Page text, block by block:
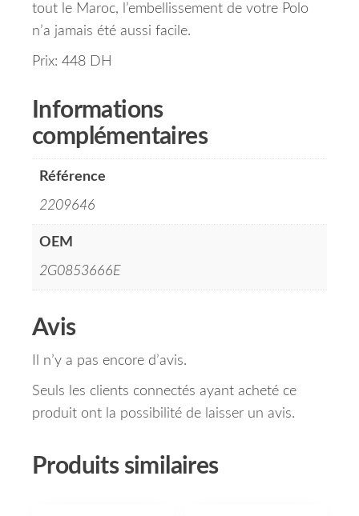
tout le Maroc, l’embellissement de votre Polo
n’a jamais été aussi facile.
Prix: 448 DH
Informations
complémentaires
Référence
2209646
OEM
2G0853666E
Avis
Il n’y a pas encore d’avis.
Seuls les clients connectés ayant acheté ce
produit ont la possibilité de laisser un avis.
Produits similaires